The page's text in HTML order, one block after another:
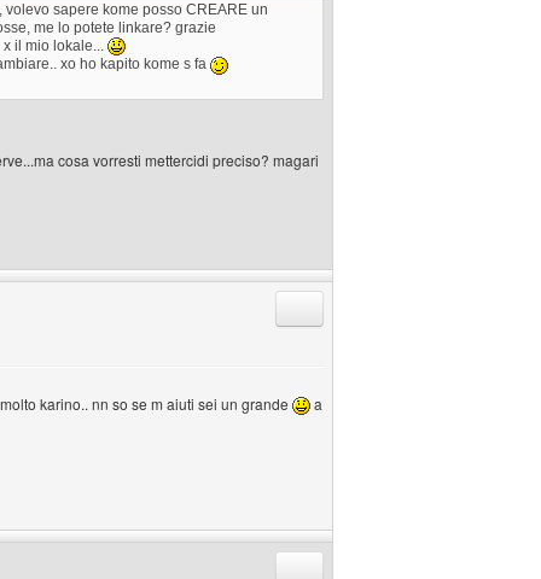
sapere kome posso CREARE un
me lo potete linkare? grazie
il mio lokale...
xo ho kapito kome s fa
cosa vorresti mettercidi preciso? magari
karino.. nn so se m aiuti sei un grande
a